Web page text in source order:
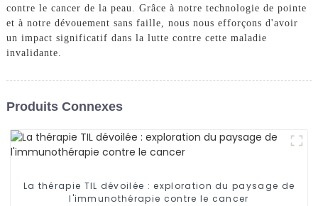
contre le cancer de la peau. Grâce à notre technologie de pointe
et à notre dévouement sans faille, nous nous efforçons d'avoir
un impact significatif dans la lutte contre cette maladie
invalidante.
Produits Connexes
La thérapie TIL dévoilée : exploration du paysage de
l'immunothérapie contre le cancer